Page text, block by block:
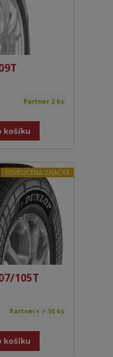
Partner 2 ks
košíku
OSVĚDČENÁ ZNAČKA
105T
Partner+ > 10 ks
košíku